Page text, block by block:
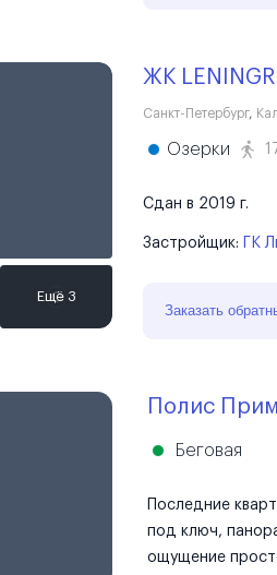
ЖК
Санкт-Петербург,
Озерки
Сдан в 2019 г.
Застройщик: ГК
Заказать
Полис
Беговая
Последние
под ключ,
ощущение